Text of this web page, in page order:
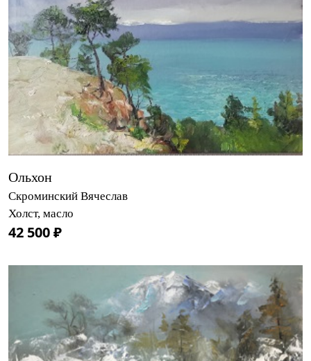
Ольхон
Скроминский Вячеслав
Холст, масло
42 500 ₽